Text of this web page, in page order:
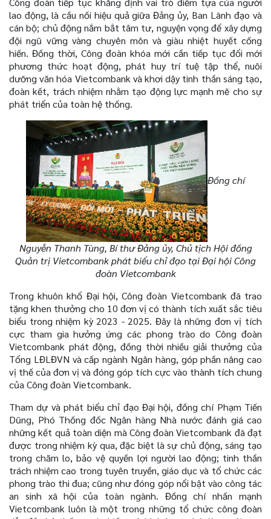
lao động, là cầu nối hiệu quả giữa Đảng ủy, Ban Lãnh đạo và
cán bộ; chủ động nắm bắt tâm tư, nguyện vọng để xây dựng
đội ngũ vững vàng chuyên môn và giàu nhiệt huyết cống
hiến. Đồng thời, Công đoàn khóa mới cần tiếp tục đổi mới
phương thức hoạt động, phát huy trí tuệ tập thể, nuôi
dưỡng văn hóa Vietcombank và khơi dậy tinh thần sáng tạo,
đoàn kết, trách nhiệm nhằm tạo động lực mạnh mẽ cho sự
phát triển của toàn hệ thống.
Đồng chí
Nguyễn Thanh Tùng, Bí thư Đảng ủy, Chủ tịch Hội đồng
Quản trị Vietcombank phát biểu chỉ đạo tại Đại hội Công
đoàn Vietcombank
Trong khuôn khổ Đại hội, Công đoàn Vietcombank đã trao
tặng khen thưởng cho 10 đơn vị có thành tích xuất sắc tiêu
biểu trong nhiệm kỳ 2023 - 2025. Đây là những đơn vị tích
cực tham gia hưởng ứng các phong trào do Công đoàn
Vietcombank phát động, đồng thời nhiều giải thưởng của
Tổng LĐLĐVN và cấp ngành Ngân hàng, góp phần nâng cao
vị thế của đơn vị và đóng góp tích cực vào thành tích chung
của Công đoàn Vietcombank.
Tham dự và phát biểu chỉ đạo Đại hội, đồng chí Phạm Tiến
Dũng, Phó Thống đốc Ngân hàng Nhà nước đánh giá cao
những kết quả toàn diện mà Công đoàn Vietcombank đã đạt
được trong nhiệm kỳ qua, đặc biệt là sự chủ động, sáng tạo
trong chăm lo, bảo vệ quyền lợi người lao động; tinh thần
trách nhiệm cao trong tuyên truyền, giáo dục và tổ chức các
phong trào thi đua; cũng như đóng góp nổi bật vào công tác
an sinh xã hội của toàn ngành. Đồng chí nhấn mạnh
Vietcombank luôn là một trong những tổ chức công đoàn